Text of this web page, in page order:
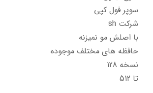
سوپر فول کپی
شرکت sh
با اصلش مو نمیزنه
حافظه های مختلف موجوده
نسخه 128
تا 512